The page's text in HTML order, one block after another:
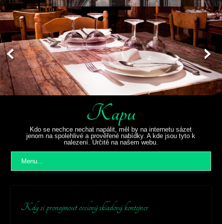
Kapu
Kdo se nechce nechat napálit, měl by na internetu sázet
jenom na spolehlivé a prověřené nabídky. A kde jsou tyto k
nalezení. Určitě na našem webu.
Menu...
Kdy si pronajmout ocelový skladový kontejner